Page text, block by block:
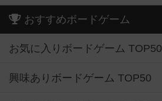
おすすめボードゲーム
お気に入りボードゲーム TOP50
興味ありボードゲーム TOP50